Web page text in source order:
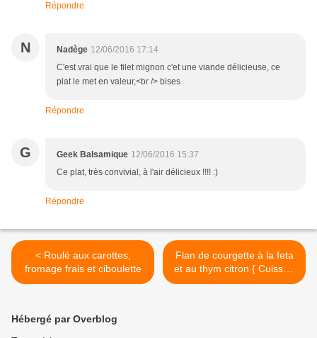
Répondre
N Nadège 12/06/2016 17:14
C'est vrai que le filet mignon c'et une viande délicieuse, ce
plat le met en valeur,<br /> bises
Répondre
G Geek Balsamique 12/06/2016 15:37
Ce plat, très convivial, à l'air délicieux !!!! :)
Répondre
< Roulé aux carottes,
fromage frais et ciboulette
Flan de courgette à la feta
et au thym citron { Cuisson
à l'Omnicuiseur Vitalité} >
Hébergé par Overblog